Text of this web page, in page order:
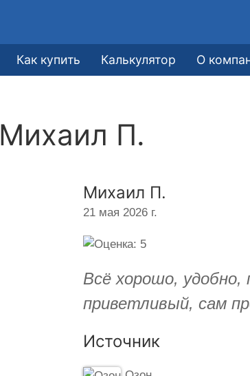
Как купить Калькулятор О
Михаил П.
Михаил П.
21 мая 2026 г.
Всё хорошо, удобно,
приветливый, сам
Источник